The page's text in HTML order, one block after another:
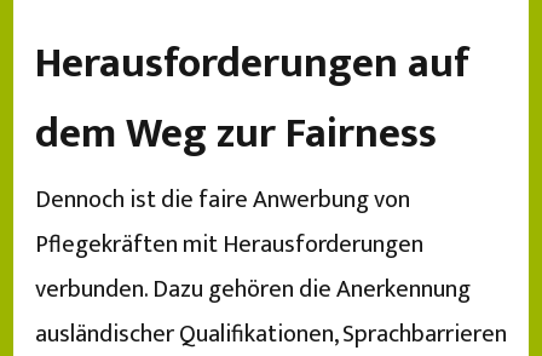
Herausforderungen auf
dem Weg zur Fairness
Dennoch ist die faire Anwerbung von
Pflegekräften mit Herausforderungen
verbunden. Dazu gehören die Anerkennung
ausländischer Qualifikationen, Sprachbarrieren